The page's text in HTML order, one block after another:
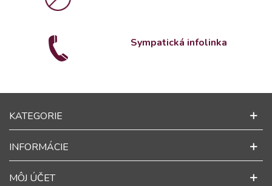
Sympatická infolinka
KATEGORIE
INFORMÁCIE
MÔJ ÚČET